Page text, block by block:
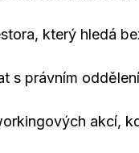
který hledá
s právním
akcí,